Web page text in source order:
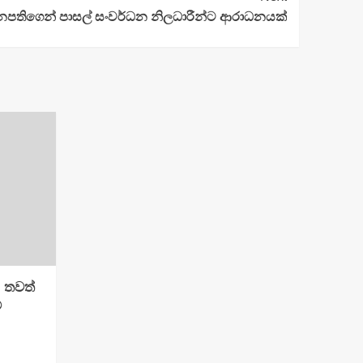
පාසල් සංවර්ධන නිලධාරීන්ට ආරාධනයක්
තවත්